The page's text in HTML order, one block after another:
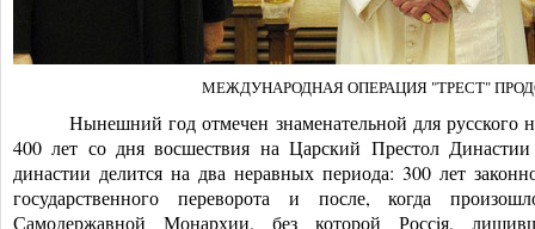
МЕЖДУНАРОДНАЯ ОПЕРАЦИЯ "ТРЕСТ"
Нынешний год отмечен знаменательной для русского
400 лет со дня восшествия на Царский Престол
династии делится на два неравных периода: 300 лет
государственного переворота и после, когда
Самодержавной Монархии, без которой Россiя,